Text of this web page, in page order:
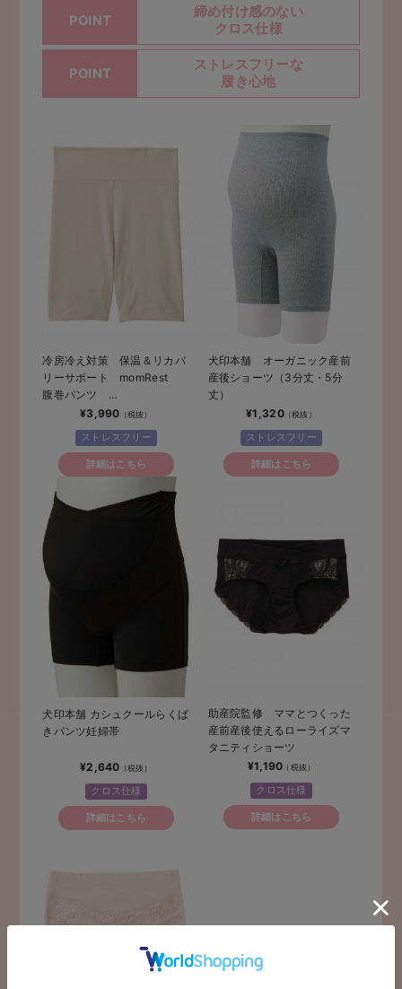
POINT
締め付け感のない
クロス仕様
POINT
ストレスフリーな
履き心地
冷房冷え対策 保温＆リカバ
リーサポート momRest
腹巻パンツ
efe×ANGELIEBEコラボ 光
電子 日本製
¥3,990
ストレスフリー
詳細はこちら
犬印本舗 オーガニック産前
産後ショーツ（3分丈・5分
丈）
¥1,320
ストレスフリー
詳細はこちら
犬印本舗 カシュクールらくば
きパンツ妊婦帯
¥2,640
クロス仕様
詳細はこちら
助産院監修 ママとつくった
産前産後使えるローライズマ
タニティショーツ
¥1,190
クロス仕様
詳細はこちら